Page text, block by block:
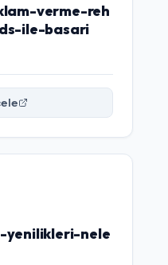
verme-reh
ile-basari
yenilikleri-nele